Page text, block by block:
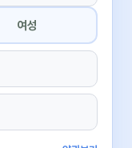
여성